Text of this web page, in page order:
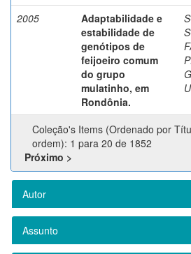
2005
Adaptabilidade e
estabilidade de
genótipos de
feijoeiro comum
do grupo
mulatinho, em
Rondônia.
Coleção's Items (Ordenado por
ordem): 1 para 20 de 1852
Próximo >
Autor
Assunto